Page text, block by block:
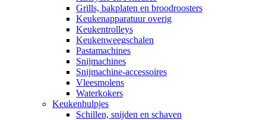
Grills, bakplaten en broodroosters
Keukenapparatuur overig
Keukentrolleys
Keukenweegschalen
Pastamachines
Snijmachines
Snijmachine-accessoires
Vleesmolens
Waterkokers
Keukenhulpjes
Schillen, snijden en schaven